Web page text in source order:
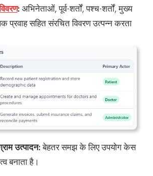
: अभिनेताओं, पूर्व-शर्तों, पश्च-शर्तों, मुख्य
प्रवाह सहित संरचित विवरण उत्पन्न करता
उत्पादन:बेहतर समझ के लिए उपयोग केस
बनाता है।